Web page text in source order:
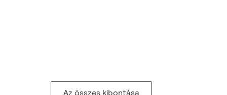
Az összes kibontása